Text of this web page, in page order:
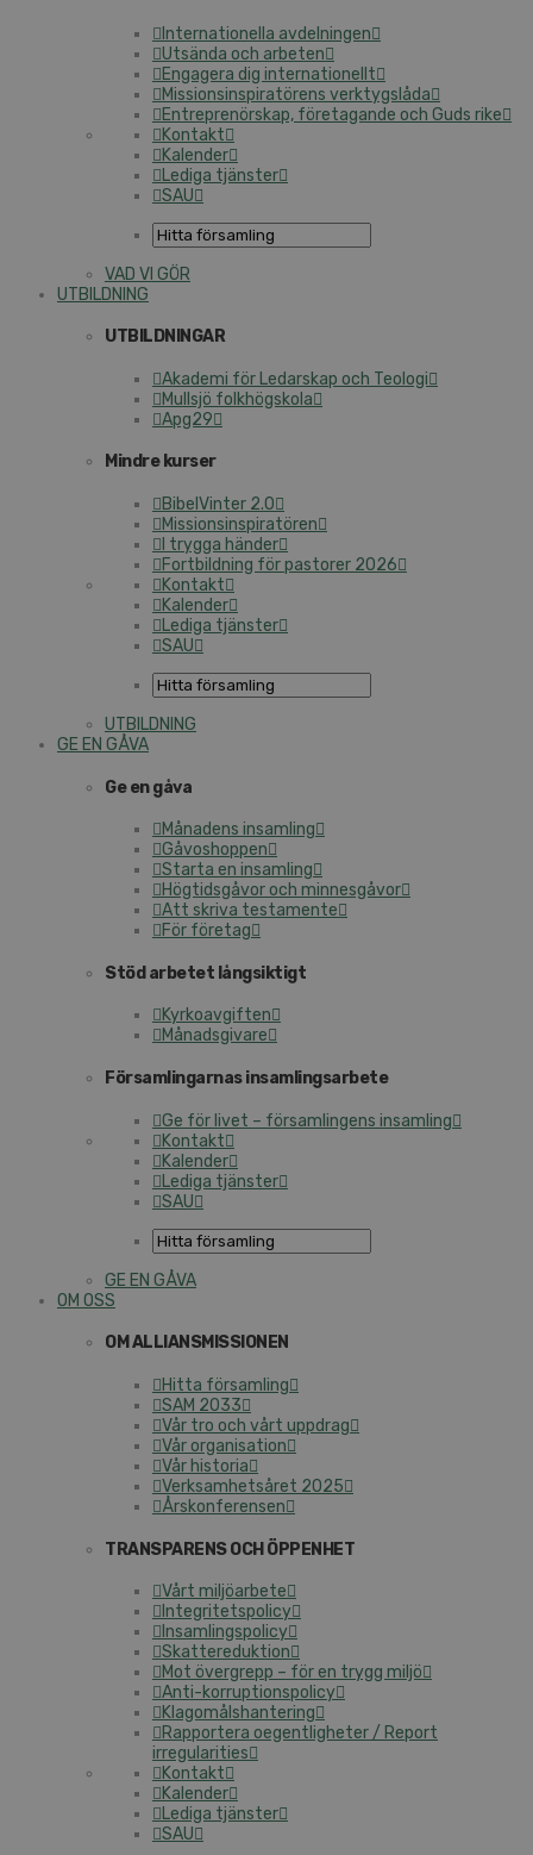
Internationella avdelningen
Utsända och arbeten
Engagera dig internationellt
Missionsinspiratörens verktygslåda
Entreprenörskap, företagande och Guds rike
Kontakt
Kalender
Lediga tjänster
SAU
VAD VI GÖR
UTBILDNING
UTBILDNINGAR
Akademi för Ledarskap och Teologi
Mullsjö folkhögskola
Apg29
Mindre kurser
BibelVinter 2.0
Missionsinspiratören
I trygga händer
Fortbildning för pastorer 2026
Kontakt
Kalender
Lediga tjänster
SAU
UTBILDNING
GE EN GÅVA
Ge en gåva
Månadens insamling
Gåvoshoppen
Starta en insamling
Högtidsgåvor och minnesgåvor
Att skriva testamente
För företag
Stöd arbetet långsiktigt
Kyrkoavgiften
Månadsgivare
Församlingarnas insamlingsarbete
Ge för livet – församlingens insamling
Kontakt
Kalender
Lediga tjänster
SAU
GE EN GÅVA
OM OSS
OM ALLIANSMISSIONEN
Hitta församling
SAM 2033
Vår tro och vårt uppdrag
Vår organisation
Vår historia
Verksamhetsåret 2025
Årskonferensen
TRANSPARENS OCH ÖPPENHET
Vårt miljöarbete
Integritetspolicy
Insamlingspolicy
Skattereduktion
Mot övergrepp – för en trygg miljö
Anti-korruptionspolicy
Klagomålshantering
Rapportera oegentligheter / Report
irregularities
Kontakt
Kalender
Lediga tjänster
SAU